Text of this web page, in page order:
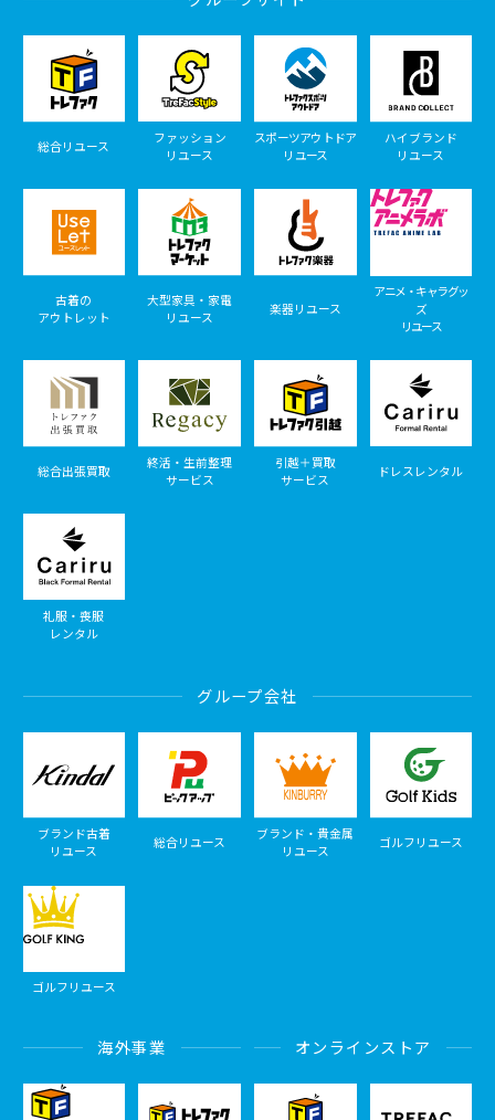
総合リユース
ファッション
リユース
スポーツアウトドア
リユース
ハイブランド
リユース
古着の
アウトレット
大型家具・家電
リユース
楽器リユース
アニメ・キャラグッ
ズ
リユース
総合出張買取
終活・生前整理
サービス
引越＋買取
サービス
ドレスレンタル
礼服・喪服
レンタル
グループ会社
ブランド古着
リユース
総合リユース
ブランド・貴金属
リユース
ゴルフリユース
ゴルフリユース
海外事業 オンラインストア